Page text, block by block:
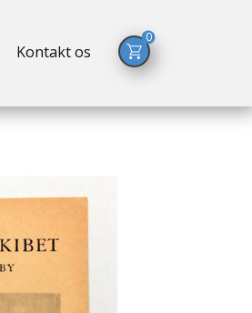
Kontakt os
0